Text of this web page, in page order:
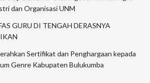
dan Organisasi UNM
GURU DI TENGAH DERASNYA
Sertifikat dan Penghargaan kepada
Genre Kabupaten Bulukumba